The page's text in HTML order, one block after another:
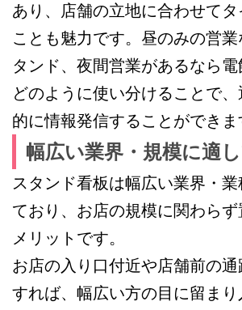
あり、店舗の立地に合わせて
ことも魅力です。昼のみの営業
タンド、夜間営業があるなら
どのように使い分けることで
的に情報発信することができま
幅広い業界・規模に適
スタンド看板は幅広い業界・
ており、お店の規模に関わらず
メリットです。
お店の入り口付近や店舗前の
すれば、幅広い方の目に留ま